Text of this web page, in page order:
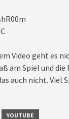
Video geht es
am Spiel und
auch nicht. Viel
YOUTUBE